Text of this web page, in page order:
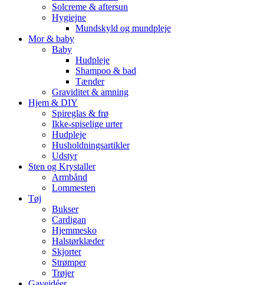
Solcreme & aftersun
Hygiejne
Mundskyld og mundpleje
Mor & baby
Baby
Hudpleje
Shampoo & bad
Tænder
Graviditet & amning
Hjem & DIY
Spireglas & frø
Ikke-spiselige urter
Hudpleje
Husholdningsartikler
Udstyr
Sten og Krystaller
Armbånd
Lommesten
Tøj
Bukser
Cardigan
Hjemmesko
Halstørklæder
Skjorter
Strømper
Trøjer